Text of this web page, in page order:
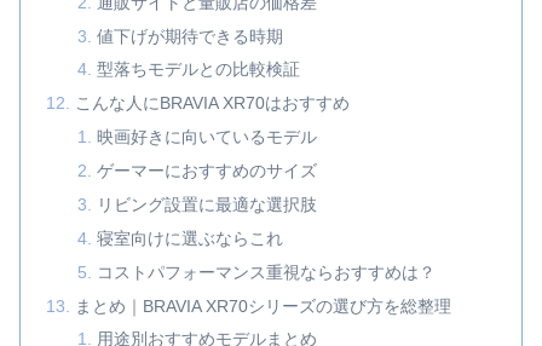
値下げが期待できる時期
型落ちモデルとの比較検証
こんな人にBRAVIA XR70はおすすめ
映画好きに向いているモデル
ゲーマーにおすすめのサイズ
リビング設置に最適な選択肢
寝室向けに選ぶならこれ
コストパフォーマンス重視ならおすすめは？
まとめ｜BRAVIA XR70シリーズの選び方を総整理
用途別おすすめモデルまとめ